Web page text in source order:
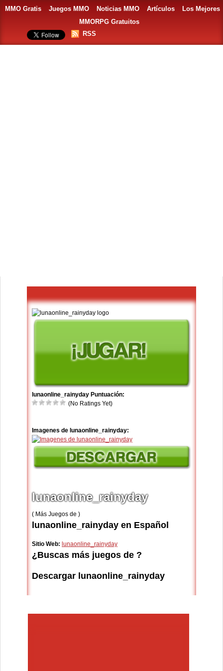
MMO Gratis Juegos MMO Noticias MMO Artículos
Los Mejores
MMORPG Gratuitos
RSS
lunaonline_rainyday Puntuación:
(No Ratings Yet)
Imagenes de lunaonline_rainyday:
lunaonline_rainyday
( Más Juegos de )
lunaonline_rainyday en Español
Sitio Web: lunaonline_rainyday
¿Buscas más juegos de ?
Descargar lunaonline_rainyday